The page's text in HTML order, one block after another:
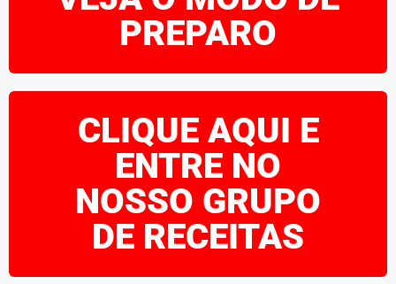
PREPARO
CLIQUE AQUI E
ENTRE NO
NOSSO GRUPO
DE RECEITAS